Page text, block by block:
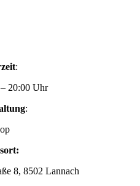
:
20:00 Uhr
:
8, 8502 Lannach